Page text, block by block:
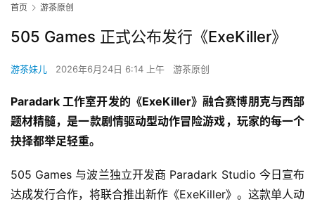
首页 游茶原创
505 Games 正式公布发行《ExeKiller》
游茶妹儿 2026年6月24日 6:14 上午 游茶原创
Paradark 工作室开发的《ExeKiller》融合赛博朋克与西部
题材精髓，是一款剧情驱动型动作冒险游戏，玩家的每一个
抉择都举足轻重。
505 Games 与波兰独立开发商 Paradark Studio 今日宣布
达成发行合作，将联合推出新作《ExeKiller》。这款单人动